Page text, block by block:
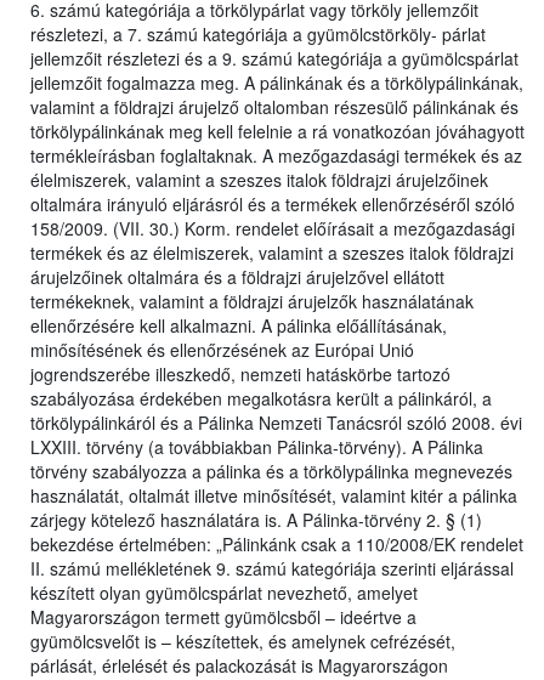
6. számú kategóriája a törkölypárlat vagy törköly jellemzőit
részletezi, a 7. számú kategóriája a gyümölcstörköly- párlat
jellemzőit részletezi és a 9. számú kategóriája a gyümölcspárlat
jellemzőit fogalmazza meg. A pálinkának és a törkölypálinkának,
valamint a földrajzi árujelző oltalomban részesülő pálinkának és
törkölypálinkának meg kell felelnie a rá vonatkozóan jóváhagyott
termékleírásban foglaltaknak. A mezőgazdasági termékek és az
élelmiszerek, valamint a szeszes italok földrajzi árujelzőinek
oltalmára irányuló eljárásról és a termékek ellenőrzéséről szóló
158/2009. (VII. 30.) Korm. rendelet előírásait a mezőgazdasági
termékek és az élelmiszerek, valamint a szeszes italok földrajzi
árujelzőinek oltalmára és a földrajzi árujelzővel ellátott
termékeknek, valamint a földrajzi árujelzők használatának
ellenőrzésére kell alkalmazni. A pálinka előállításának,
minősítésének és ellenőrzésének az Európai Unió
jogrendszerébe illeszkedő, nemzeti hatáskörbe tartozó
szabályozása érdekében megalkotásra került a pálinkáról, a
törkölypálinkáról és a Pálinka Nemzeti Tanácsról szóló 2008. évi
LXXIII. törvény (a továbbiakban Pálinka-törvény). A Pálinka
törvény szabályozza a pálinka és a törkölypálinka megnevezés
használatát, oltalmát illetve minősítését, valamint kitér a pálinka
zárjegy kötelező használatára is. A Pálinka-törvény 2. § (1)
bekezdése értelmében: „Pálinkánk csak a 110/2008/EK rendelet
II. számú mellékletének 9. számú kategóriája szerinti eljárással
készített olyan gyümölcspárlat nevezhető, amelyet
Magyarországon termett gyümölcsből – ideértve a
gyümölcsvelőt is – készítettek, és amelynek cefrézését,
párlását, érlelését és palackozását is Magyarországon